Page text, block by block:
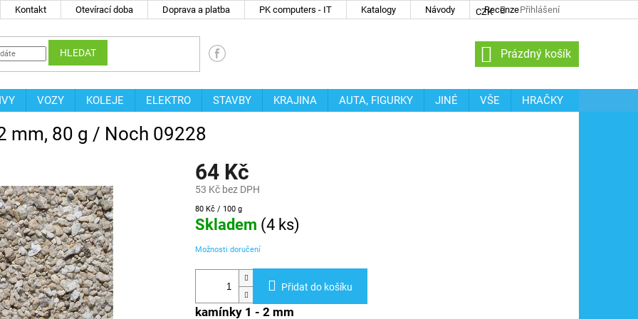
Kontakt Otevírací doba Doprava a platba PK computers - IT Katalogy Návody Recenze
CZK Přihlášení
HLEDAT
NÁKUPNÍ
KOŠÍK
Prázdný košík
VOZY KOLEJE ELEKTRO STAVBY KRAJINA AUTA, FIGURKY JINÉ VŠE
HRAČKY
mm, 80 g / Noch 09228
64 Kč
53 Kč bez DPH
Měrná
cena:
80 Kč / 100 g
Skladem (4 ks)
Možnosti doručení
Přidat do košíku
kamínky 1 - 2 mm